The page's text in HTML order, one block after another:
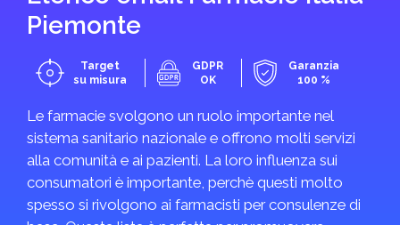
Piemonte
Target
su misura
GDPR
OK
Garanzia
100 %
Le farmacie svolgono un ruolo importante nel
sistema sanitario nazionale e offrono molti servizi
alla comunità e ai pazienti. La loro influenza sui
consumatori è importante, perchè questi molto
spesso si rivolgono ai farmacisti per consulenze di